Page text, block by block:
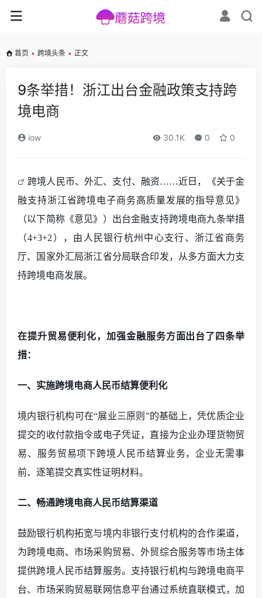
首页 • 跨境头条 • 正文
9条举措！浙江出台金融政策支持跨
境电商
iow 30.1K 0 0
跨境人民币、外汇、支付、融资……近日，《关于金
融支持浙江省跨境电子商务高质量发展的指导意见》
（以下简称《意见》）出台金融支持跨境电商九条举措
（4+3+2 ） ， 由 人民银行杭州中心支行、浙江省商务
厅、国家外汇局浙江省分局联合印发， 从多方面大力支
持跨境电商发展。
在提升贸易便利化，加强金融服务方面出台了四条举
措：
一、实施跨境电商人民币结算便利化
境内银行机构可在“展业三原则”的基础上，凭优质企业
提交的收付款指令或电子凭证，直接为企业办理货物贸
易、服务贸易项下跨境人民币结算业务，企业无需事
前、逐笔提交真实性证明材料。
二、畅通跨境电商人民币结算渠道
鼓励银行机构拓宽与境内非银行支付机构的合作渠道，
为跨境电商、市场采购贸易、外贸综合服务等市场主体
提供跨境人民币结算服务。支持银行机构与跨境电商平
台、市场采购贸易联网信息平台通过系统直联模式，加